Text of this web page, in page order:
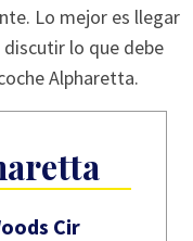
Lo mejor es llegar
discutir lo que debe
Alpharetta.
Cir